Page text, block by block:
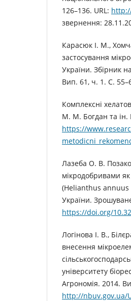
126–136. URL:
звернення:
Карасюк І. М.,
застосування
України. Збірник
Вип. 61, ч. 1. С.
Комплексні
М. М. Богдан та
https://
Лазеба О. В.
мікродобривами
(Helianthus annuus
України.
https://doi.org/
Логінова І. В.,
внесення
університету
Агрономія. 2014.
http://nbuv.gov.ua/